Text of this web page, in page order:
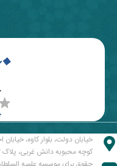
خیابان دولت، بلوار کاوه،
کوچه محبوبه دانش غربی، پلاک ۱۲